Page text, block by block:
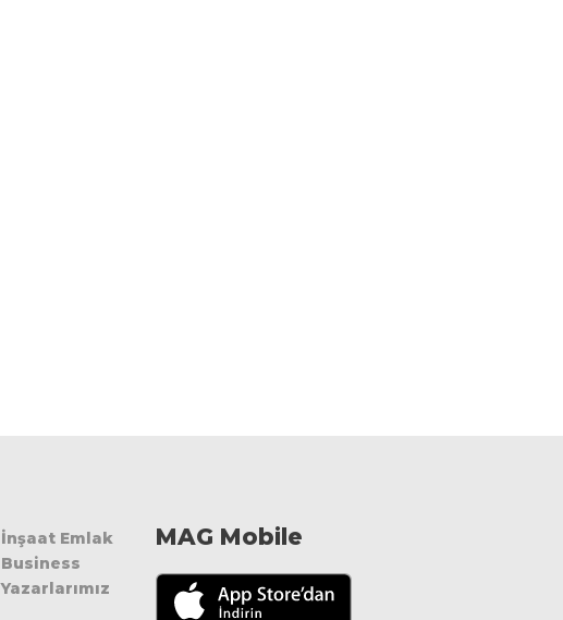
İnşaat Emlak
Business
Yazarlarımız
MAG Mobile